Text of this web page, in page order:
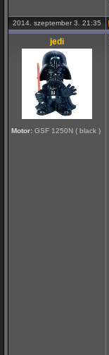
2014. szeptember 3. 21:35
jedi
Motor: GSF 1250N ( black )